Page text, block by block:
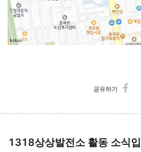
공유하기
1318상상발전소 활동 소식